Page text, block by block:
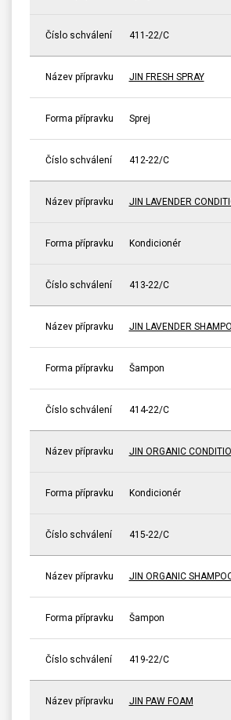
Číslo schválení 411-22/C
Název přípravku JIN FRESH SPRAY
Forma přípravku Sprej
Číslo schválení 412-22/C
Název přípravku JIN LAVENDER
Forma přípravku Kondicionér
Číslo schválení 413-22/C
Název přípravku JIN LAVENDER
Forma přípravku Šampon
Číslo schválení 414-22/C
Název přípravku JIN ORGANIC
Forma přípravku Kondicionér
Číslo schválení 415-22/C
Název přípravku JIN ORGANIC
Forma přípravku Šampon
Číslo schválení 419-22/C
Název přípravku JIN PAW FOAM